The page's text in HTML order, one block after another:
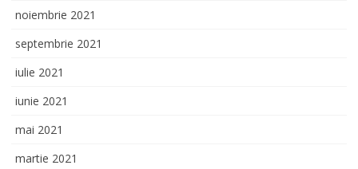
noiembrie 2021
septembrie 2021
iulie 2021
iunie 2021
mai 2021
martie 2021